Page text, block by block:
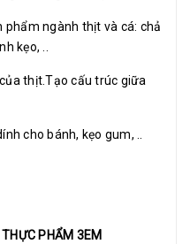
phẩm ngành thịt và cá: chả
kẹo, ..
thịt.Tạo cấu trúc giữa
cho bánh, kẹo gum, ..
PHẨM 3EM